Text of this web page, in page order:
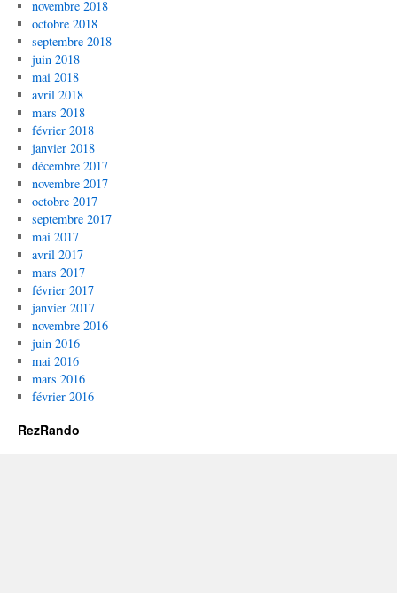
novembre 2018
octobre 2018
septembre 2018
juin 2018
mai 2018
avril 2018
mars 2018
février 2018
janvier 2018
décembre 2017
novembre 2017
octobre 2017
septembre 2017
mai 2017
avril 2017
mars 2017
février 2017
janvier 2017
novembre 2016
juin 2016
mai 2016
mars 2016
février 2016
RezRando